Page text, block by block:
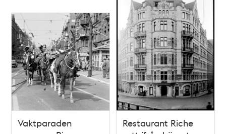
Vaktparaden
Restaurant Riche